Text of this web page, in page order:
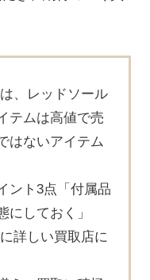
、レッドソール
テムは高値で売
はないアイテム
ント3点「付属品
にしておく」
詳しい買取店に